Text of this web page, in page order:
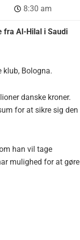
8:30 am
fra Al-Hilal i Saudi
Bologna.
danske kroner.
for at sikre sig den
han vil tage
mulighed for at gøre